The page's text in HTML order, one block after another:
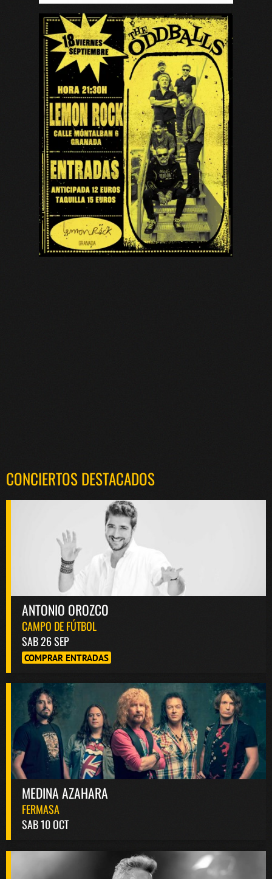
CONCIERTOS DESTACADOS
ANTONIO OROZCO
CAMPO DE FÚTBOL
SAB 26 SEP
COMPRAR ENTRADAS
MEDINA AZAHARA
FERMASA
SAB 10 OCT